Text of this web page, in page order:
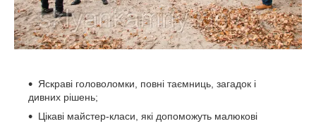
Яскраві головоломки, повні таємниць, загадок і
дивних рішень;
Цікаві майстер-класи, які допоможуть малюкові